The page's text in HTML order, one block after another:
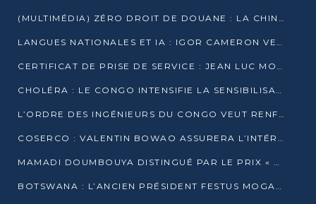
(MULTIMÉDIA) ZÉRO DROIT DE DOUANE : LA CHINE ET L’AFRIQUE VERS UNE PROXIMITÉ SANS PRÉCÉDENT (PAPIER GÉNÉRAL)
LANGUES NATIONALES ET IA : IGOR CAMERON VEUT ARRIMER LA STRATÉGIE IA À LA LOI SUR LA RECHERCHE
CERTIFICAT DE PRISE DE SERVICE : JEAN LUC MOUTHOU DÉMENT UNE « FAKE NEWS »
CHOLÉRA : LE CONGO INTENSIFIE LA SENSIBILISATION AU MARCHÉ DE TALANGAÏ
L’ORDRE DES INGÉNIEURS DU CONGO VEUT RENFORCER L’ÉTHIQUE ET LA CRÉDIBILITÉ DE LA PROFESSION
COSERCO : VALENTIN BOWAO ASSURERA L’INTÉRIM À LA TÊTE DU BUREAU EXÉCUTIF NATIONAL
MAMADI DOUMBOUYA DISTINGUÉ PAR LE PRIX « SUPER GRAND BÂTISSEUR BABACAR N’DIAYE »
BOTSWANA : L’ANCIEN PRÉSIDENT FESTUS MOGAE EST MORT À 86 ANS